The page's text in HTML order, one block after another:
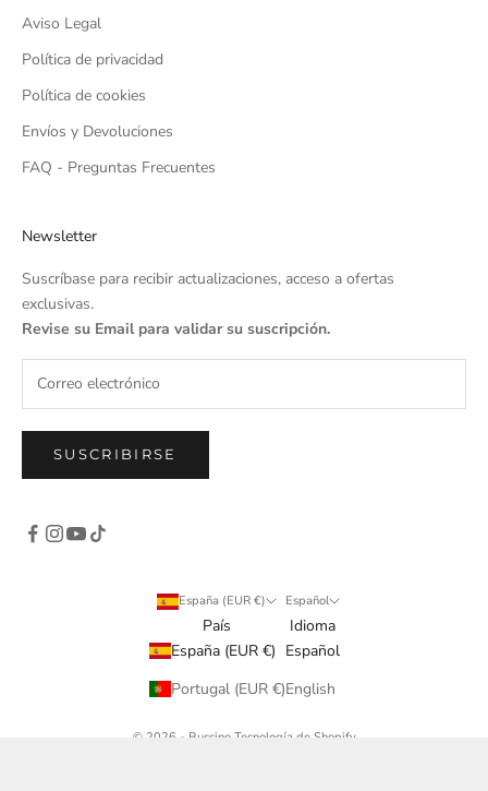
Aviso Legal
Política de privacidad
Política de cookies
Envíos y Devoluciones
FAQ - Preguntas Frecuentes
Newsletter
Suscríbase para recibir actualizaciones, acceso a ofertas
exclusivas.
Revise su Email para validar su suscripción.
SUSCRIBIRSE
España (EUR €)
País
España (EUR €)
Portugal (EUR €)
Español
Idioma
Español
English
© 2026 - Buccino Tecnología de Shopify